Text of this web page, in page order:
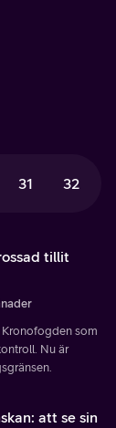
31 32
tillit
Kronofogden som
Nu är
att se sin